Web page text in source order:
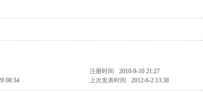
注册时间 2010-9-10 21:27
08:34 上次发表时间 2012-6-2 13:38